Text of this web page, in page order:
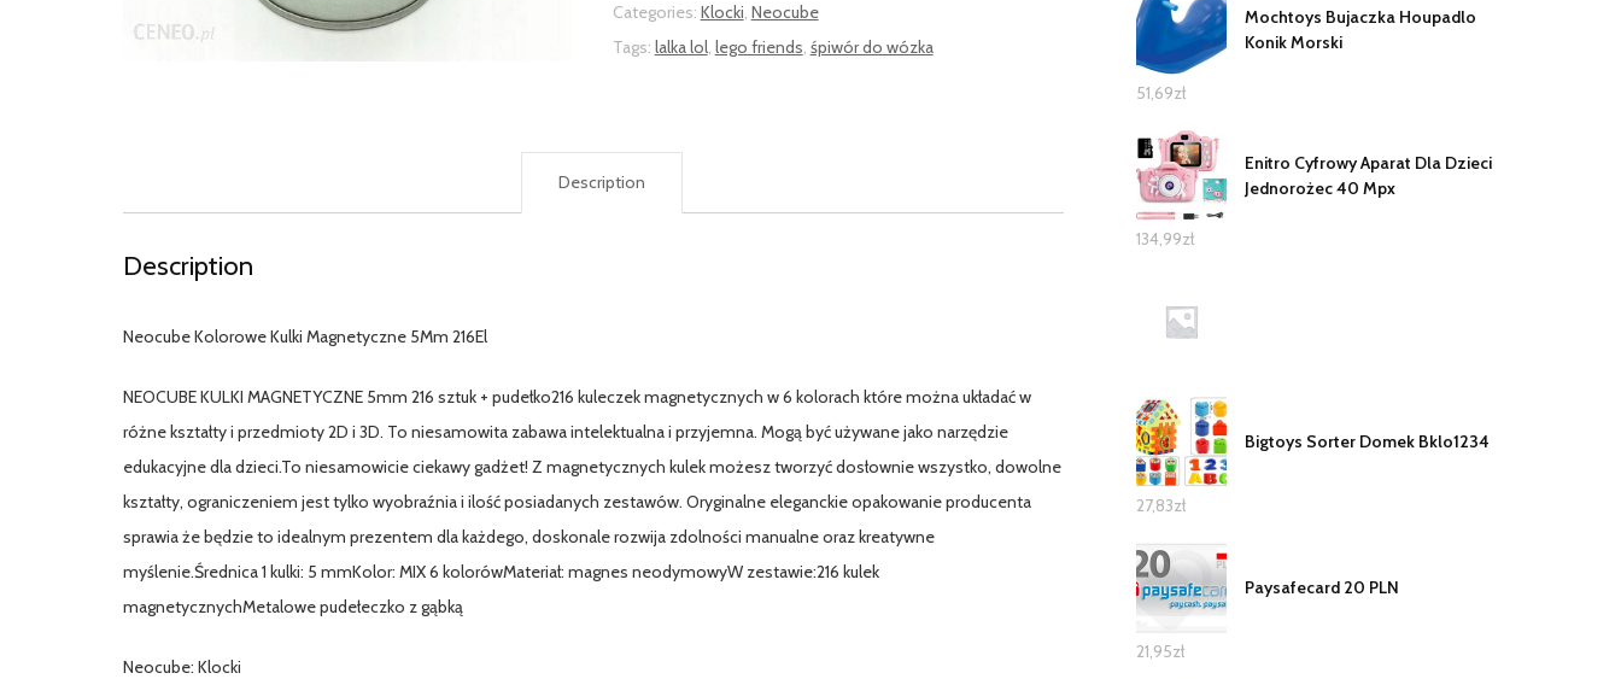
Categories: Klocki, Neocube
Tags: lalka lol, lego friends, śpiwór do wózka
Description
Description
Neocube Kolorowe Kulki Magnetyczne 5Mm 216El
NEOCUBE KULKI MAGNETYCZNE 5mm 216 sztuk + pudełko216 kuleczek magnetycznych w 6 kolorach które można układać w
różne kształty i przedmioty 2D i 3D. To niesamowita zabawa intelektualna i przyjemna. Mogą być używane jako narzędzie
edukacyjne dla dzieci.To niesamowicie ciekawy gadżet! Z magnetycznych kulek możesz tworzyć dosłownie wszystko, dowolne
kształty, ograniczeniem jest tylko wyobraźnia i ilość posiadanych zestawów. Oryginalne eleganckie opakowanie producenta
sprawia że będzie to idealnym prezentem dla każdego, doskonale rozwija zdolności manualne oraz kreatywne
myślenie.Średnica 1 kulki: 5 mmKolor: MIX 6 kolorówMateriał: magnes neodymowyW zestawie:216 kulek
magnetycznychMetalowe pudełeczko z gąbką
Neocube: Klocki
Mochtoys Bujaczka Houpadlo
Konik Morski
51,69zł
Enitro Cyfrowy Aparat Dla Dzieci
Jednorożec 40 Mpx
134,99zł
Bigtoys Sorter Domek Bklo1234
27,83zł
Paysafecard 20 PLN
21,95zł